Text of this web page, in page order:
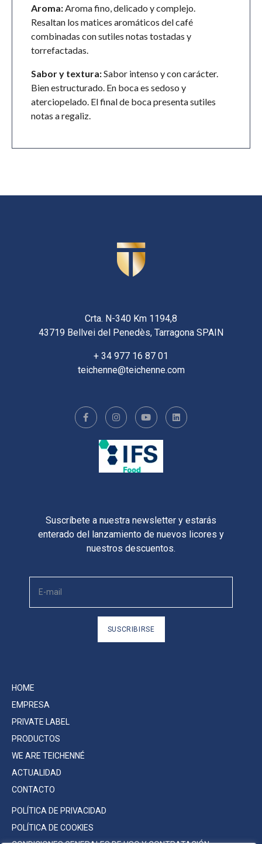
Aroma:Aroma fino, delicado y complejo.
Resaltan los matices aromáticos del café
combinadas con sutiles notas tostadas y
torrefactadas.
Sabor y textura:Sabor intenso y con carácter.
Bien estructurado. En boca es sedoso y
aterciopelado. El final de boca presenta sutiles
notas a regaliz.
HOME
EMPRESA
PRIVATE LABEL
PRODUCTOS
WE ARE TEICHENNÉ
ACTUALIDAD
CONTACTO
POLÍTICA DE PRIVACIDAD
POLÍTICA DE COOKIES
Crta. N-340 Km 1194,8
43719 Bellvei del Penedès, Tarragona SPAIN
+ 34 977 16 87 01
teichenne@teichenne.com
Suscríbete a nuestra newsletter y estarás
enterado del lanzamiento de nuevos licores y
nuestros descuentos.
SUSCRIBIRSE